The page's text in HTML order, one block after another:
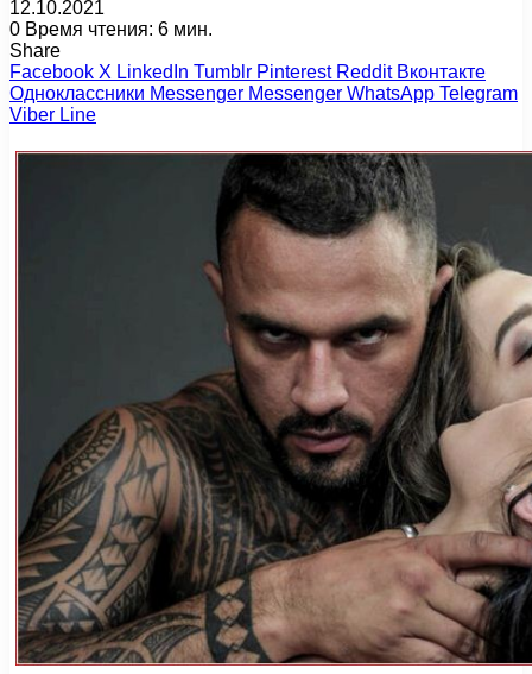
12.10.2021
0 Время чтения: 6 мин.
Share
Facebook X LinkedIn Tumblr Pinterest Reddit Вконтакте
Одноклассники Messenger Messenger WhatsApp Telegram
Viber Line